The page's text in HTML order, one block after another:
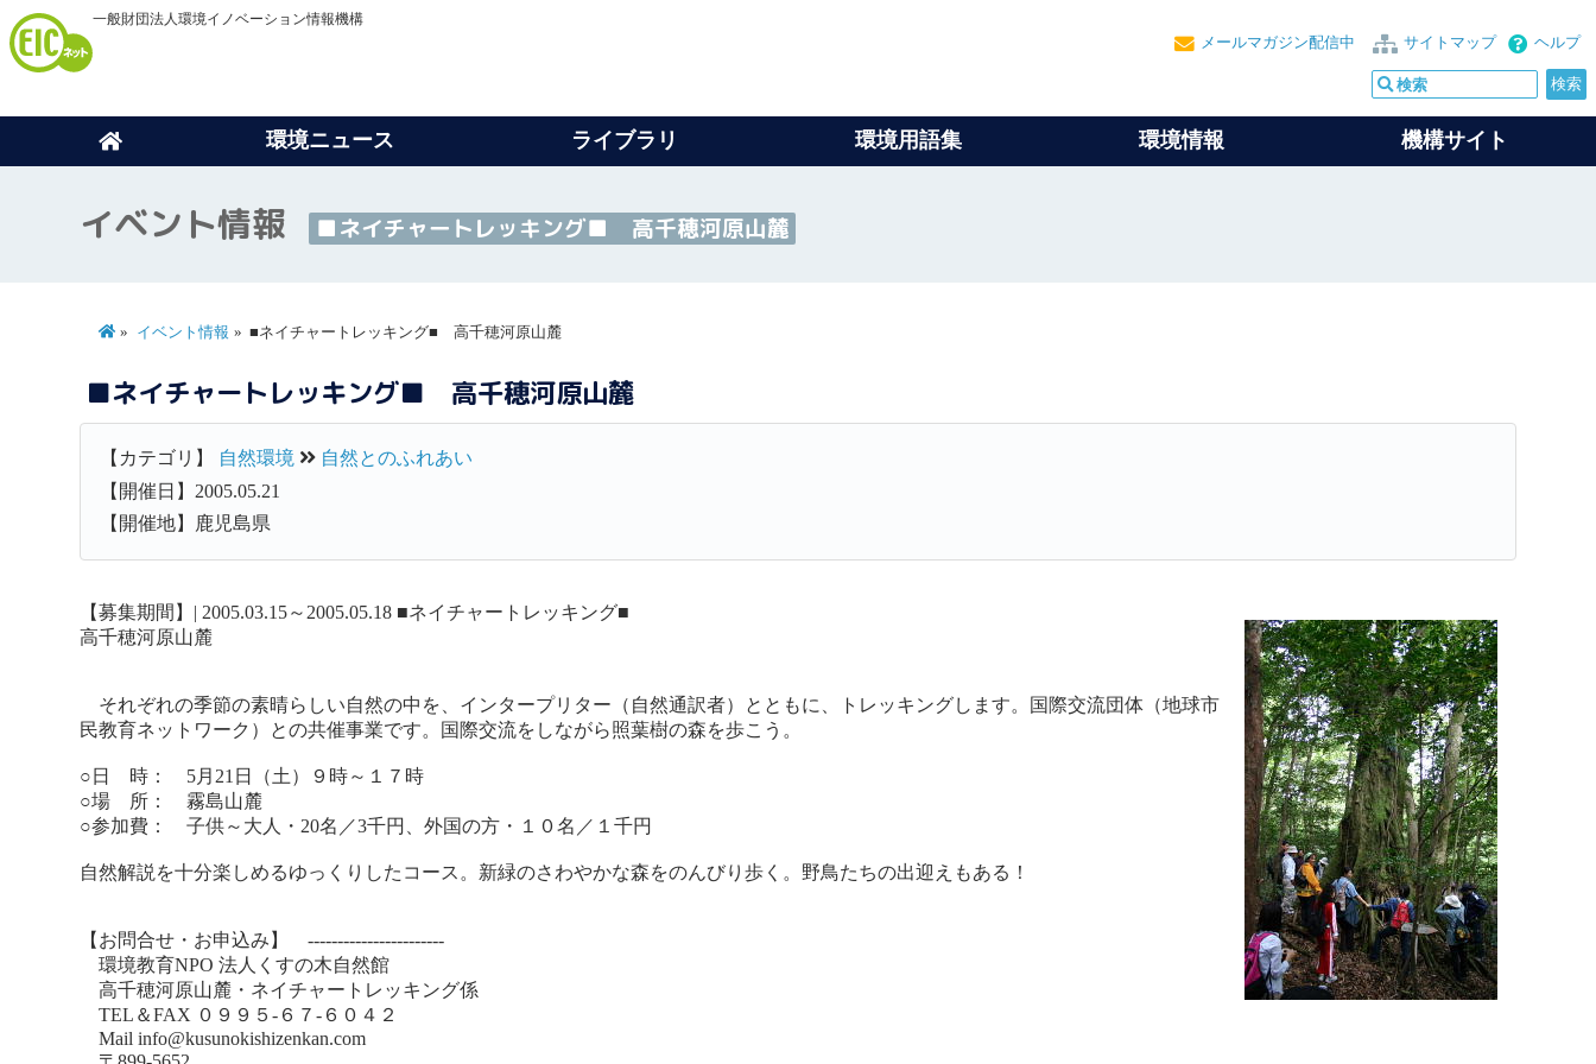
一般財団法人環境イノベーション情報機構
ヘルプ
サイトマップ
メールマガジン配信中
環境ニュース ライブラリ 環境用語集 環境情報 機構サイト
イベント情報 ■ネイチャートレッキング■ 高千穂河原山麓
イベント情報 ■ネイチャートレッキング■ 高千穂河原山麓
■ネイチャートレッキング■ 高千穂河原山麓
【カテゴリ】 自然環境
自然とのふれあい
【開催日】2005.05.21
【開催地】鹿児島県
【募集期間】| 2005.03.15～2005.05.18 ■ネイチャートレッキング■
高千穂河原山麓
それぞれの季節の素晴らしい自然の中を、インタープリター（自然通訳者）とともに、トレッキングします。国際交流団体（地球市
民教育ネットワーク）との共催事業です。国際交流をしながら照葉樹の森を歩こう。
○日 時： 5月21日（土）９時～１７時
○場 所： 霧島山麓
○参加費： 子供～大人・20名／3千円、外国の方・１０名／１千円
自然解説を十分楽しめるゆっくりしたコース。新緑のさわやかな森をのんびり歩く。野鳥たちの出迎えもある！
【お問合せ・お申込み】 -----------------------
環境教育NPO 法人くすの木自然館
高千穂河原山麓・ネイチャートレッキング係
TEL＆FAX ０９９５-６７-６０４２
Mail info@kusunokishizenkan.com